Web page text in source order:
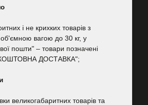
і не крихких товарів з
вагою до 30 кг, у
пошти" – товари позначені
ДОСТАВКА";
великогабаритних товарів та